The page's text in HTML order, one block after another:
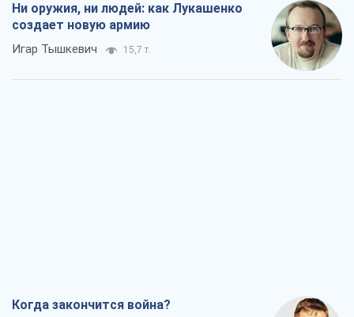
Ни оружия, ни людей: как Лукашенко
создает новую армию
Игар Тышкевич 15,7 т.
Когда закончится война?